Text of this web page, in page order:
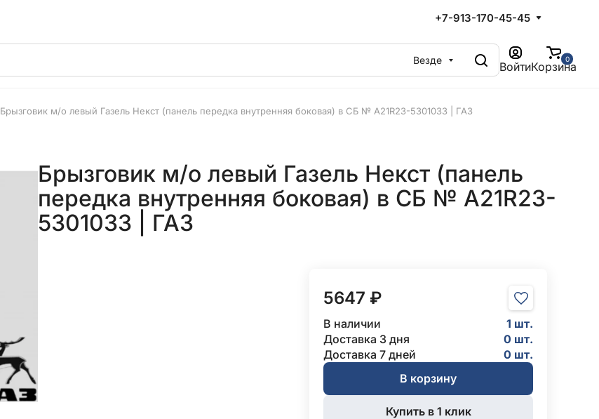
+7-913-170-45-45
Везде Войти
0
Корзина
Брызговик м/о левый Газель Некст (панель передка внутренняя боковая) в СБ № А21R23-5301033 | ГАЗ
Брызговик м/о левый Газель Некст (панель
передка внутренняя боковая) в СБ № А21R23-
5301033 | ГАЗ
5647 ₽
В наличии
1 шт.
Доставка 3 дня
0 шт.
Доставка 7 дней
0 шт.
В корзину
Купить в 1 клик